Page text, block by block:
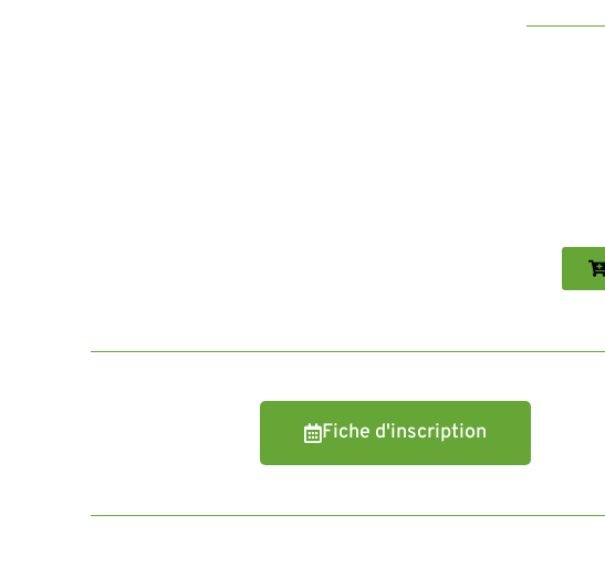
Fiche d'inscription